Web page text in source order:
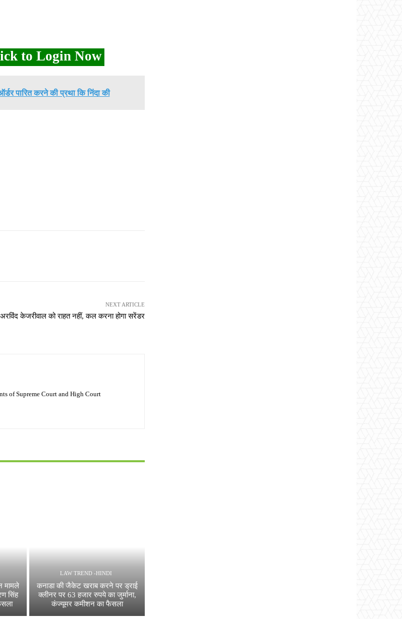
to Login Now
पारित करने की प्रथा कि निंदा की
NEXT ARTICLE
अरविंद केजरीवाल को राहत नहीं, कल करना होगा सरेंडर
of Supreme Court and High Court
मामले
सिंह
LAW TREND -HINDI
कनाडा की जैकेट खराब करने पर ड्राई
क्लीनर पर 63 हजार रुपये का जुर्माना,
कंज्यूमर कमीशन का फैसला